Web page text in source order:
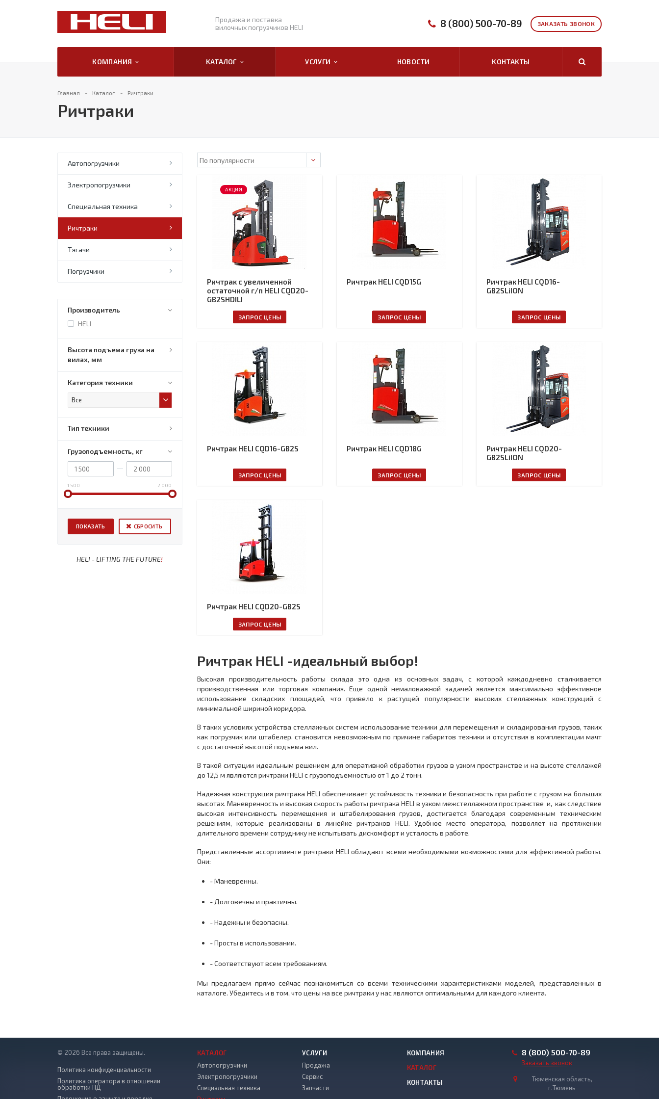
Продажа и поставка
вилочных погрузчиков HELI
ЗАКАЗАТЬ ЗВОНОК
8 (800) 500-70-89
КОМПАНИЯ КАТАЛОГ УСЛУГИ НОВОСТИ КОНТАКТЫ
Главная Каталог Ричтраки
Ричтраки
Автопогрузчики
Электропогрузчики
Специальная техника
Ричтраки
Тягачи
Погрузчики
Производитель
HELI
Высота подъема груза на
вилах, мм
Категория техники
Все
Тип техники
Грузоподъемность, кг
1 500 2 000
СБРОСИТЬ
HELI - LIFTING THE FUTURE!
АКЦИЯ
Ричтрак с увеличенной
остаточной г/п HELI CQD20-
GB2SHDILI
ЗАПРОС ЦЕНЫ
Ричтрак HELI CQD15G
ЗАПРОС ЦЕНЫ
Ричтрак HELI CQD16-
GB2SLiION
ЗАПРОС ЦЕНЫ
Ричтрак HELI CQD16-GB2S
ЗАПРОС ЦЕНЫ
Ричтрак HELI CQD18G
ЗАПРОС ЦЕНЫ
Ричтрак HELI CQD20-
GB2SLiION
ЗАПРОС ЦЕНЫ
Ричтрак HELI CQD20-GB2S
ЗАПРОС ЦЕНЫ
Ричтрак HELI -идеальный выбор!
Высокая производительность работы склада это одна из основных задач, с которой каждодневно сталкивается
производственная или торговая компания. Еще одной немаловажной задачей является максимально эффективное
использование складских площадей, что привело к растущей популярности высоких стеллажных конструкций с
минимальной шириной коридора.
В таких условиях устройства стеллажных систем использование техники для перемещения и складирования грузов, таких
как погрузчик или штабелер, становится невозможным по причине габаритов техники и отсутствия в комплектации мачт
с достаточной высотой подъема вил.
В такой ситуации идеальным решением для оперативной обработки грузов в узком пространстве и на высоте стеллажей
до 12,5 м являются ричтраки HELI c грузоподъемностью от 1 до 2 тонн.
Надежная конструкция ричтрака HELI обеспечивает устойчивость техники и безопасность при работе с грузом на больших
высотах. Маневренность и высокая скорость работы ричтрака HELI в узком межстеллажном пространстве и, как следствие
высокая интенсивность перемещения и штабелирования грузов, достигается благодаря современным техническим
решениям, которые реализованы в линейке ричтраков HELI. Удобное место оператора, позволяет на протяжении
длительного времени сотруднику не испытывать дискомфорт и усталость в работе.
Представленные ассортименте ричтраки HELI обладают всеми необходимыми возможностями для эффективной работы.
Они:
- Маневренны.
- Долговечны и практичны.
- Надежны и безопасны.
- Просты в использовании.
- Соответствуют всем требованиям.
Мы предлагаем прямо сейчас познакомиться со всеми техническими характеристиками моделей, представленных в
каталоге. Убедитесь и в том, что цены на все ричтраки у нас являются оптимальными для каждого клиента.
© 2026 Все права защищены.
Политика конфиденциальности
Политика оператора в отношении
обработки ПД
КАТАЛОГ
Автопогрузчики
Электропогрузчики
Специальная техника
УСЛУГИ
Продажа
Сервис
Запчасти
КОМПАНИЯ
КАТАЛОГ
КОНТАКТЫ
8 (800) 500-70-89
Заказать звонок
Тюменская область,
г.Тюмень